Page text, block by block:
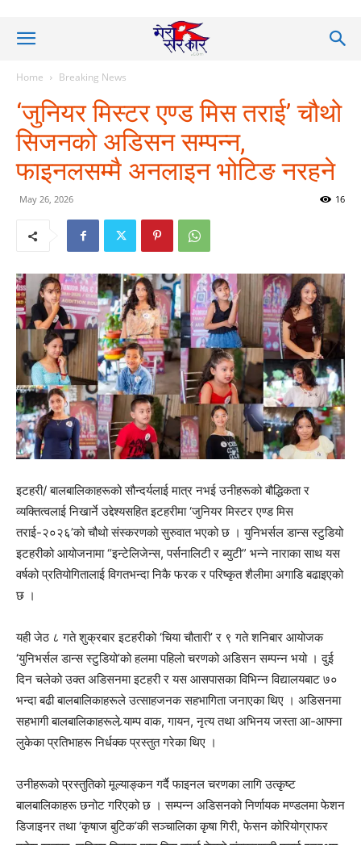
Home Breaking News
‘जुनियर मिस्टर एण्ड मिस तराई’ चौथो
सिजनको अडिसन सम्पन्न,
फाइनलसम्मै अनलाइन भोटिङ नरहने
May 26, 2026 16
इटहरी/ बालबालिकाहरूको सौन्दर्यलाई मात्र नभई उनीहरूको बौद्धिकता र
व्यक्तित्वलाई निखार्ने उद्देश्यसहित इटहरीमा ‘जुनियर मिस्टर एण्ड मिस
तराई-२०२६’को चौथो संस्करणको सुरुवात भएको छ । युनिभर्सल डान्स स्टुडियो
इटहरीको आयोजनामा “इन्टेलिजेन्स, पर्सनालिटी र ब्युटी” भन्ने नाराका साथ यस
वर्षको प्रतियोगितालाई विगतभन्दा निकै फरक र परिष्कृत शैलीमा अगाडि बढाइएको
छ ।
यही जेठ ८ गते शुक्रबार इटहरीको ‘चिया चौतारी’ र ९ गते शनिबार आयोजक
‘युनिभर्सल डान्स स्टुडियो’को हलमा पहिलो चरणको अडिसन सम्पन्न भयो । दुई
दिन चलेको उक्त अडिसनमा इटहरी र यस आसपासका विभिन्न विद्यालयबाट ७०
भन्दा बढी बालबालिकाहरूले उत्साहजनक सहभागिता जनाएका थिए । अडिसनमा
सहभागी बालबालिकाहरूले र्‍याम्प वाक, गायन, नृत्य तथा अभिनय जस्ता आ-आफ्ना
लुकेका प्रतिभाहरू निर्धक्क प्रस्तुत गरेका थिए ।
उनीहरूको प्रस्तुतिको मूल्याङ्कन गर्दै फाइनल चरणका लागि उत्कृष्ट
बालबालिकाहरू छनोट गरिएको छ । सम्पन्न अडिसनको निर्णायक मण्डलमा फेशन
डिजाइनर तथा ‘कृषाज बुटिक’की सञ्चालिका कृषा गिरी, फेसन कोरियोग्राफर